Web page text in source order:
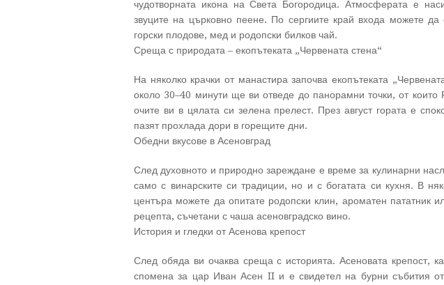
чудотворната икона на Света Богородица. Атмосферата е
звуците на църковно пеене. По сергиите край входа можете
горски плодове, мед и родопски билков чай.
Среща с природата – екопътеката „Червената стена“
На няколко крачки от манастира започва екопътеката
около 30–40 минути ще ви отведе до панорамни точки, от които
очите ви в цялата си зелена прелест. През август гората е
пазят прохлада дори в горещите дни.
Обедни вкусове в Асеновград
След духовното и природно зареждане е време за кулинарни
само с винарските си традиции, но и с богатата си кухня. В
центъра можете да опитате родопски клин, ароматен пататник
рецепта, съчетани с чаша асеновградско вино.
История и гледки от Асенова крепост
След обяда ви очаква среща с историята. Асеновата крепост,
спомена за цар Иван Асен II и е свидетел на бурни събития от